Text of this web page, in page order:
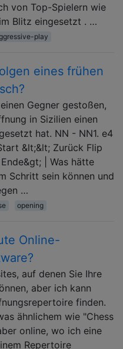
von Top-Spielern wie
Blitz eingesetzt . …
play
eines frühen
Gegner gestoßen,
in Sizilien einen
hat. NN - NN1. e4
&lt;&lt; Zurück Flip
| Was hätte
Schritt sein können und
…
opening
Online-
auf denen Sie Ihre
aber ich kann
finden.
ähnlichem wie "Chess
online, wo ich eine
Repertoire